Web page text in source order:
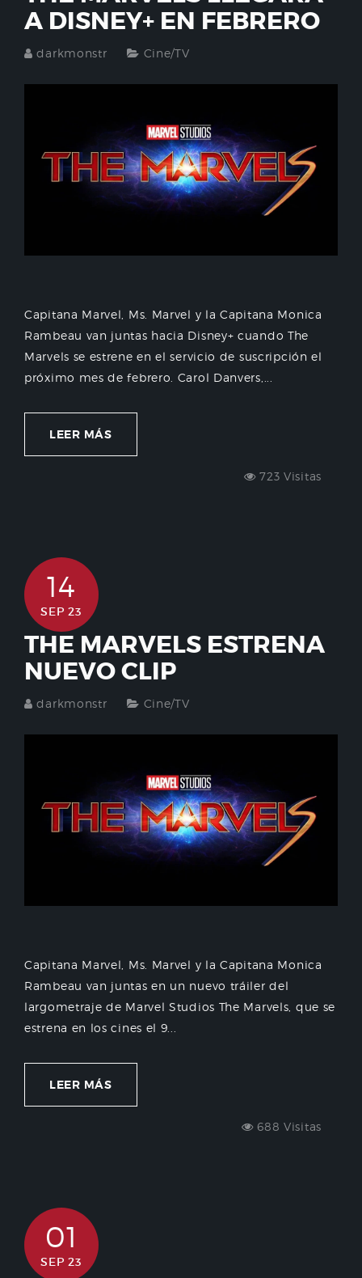
A DISNEY+ EN FEBRERO
darkmonstr Cine/TV
Capitana Marvel, Ms. Marvel y la Capitana Monica
Rambeau van juntas hacia Disney+ cuando The
Marvels se estrene en el servicio de suscripción el
próximo mes de febrero. Carol Danvers,...
LEER MÁS
723 Visitas
14
SEP 23
THE MARVELS ESTRENA
NUEVO CLIP
darkmonstr Cine/TV
Capitana Marvel, Ms. Marvel y la Capitana Monica
Rambeau van juntas en un nuevo tráiler del
largometraje de Marvel Studios The Marvels, que se
estrena en los cines el 9...
LEER MÁS
688 Visitas
01
SEP 23